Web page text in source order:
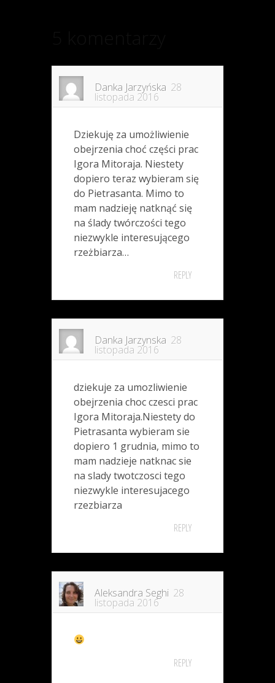
Danka Jarzyńska 28
listopada 2016
Dziekuję za umożliwienie
obejrzenia choć części prac
Igora Mitoraja. Niestety
dopiero teraz wybieram się
do Pietrasanta. Mimo to
mam nadzieję natknąć się
na ślady twórczości tego
niezwykle interesującego
rzeżbiarza…
REPLY
Danka Jarzynska 28
listopada 2016
dziekuje za umozliwienie
obejrzenia choc czesci prac
Igora Mitoraja.Niestety do
Pietrasanta wybieram sie
dopiero 1 grudnia, mimo to
mam nadzieje natknac sie
na slady twotczosci tego
niezwykle interesujacego
rzezbiarza
REPLY
Aleksandra Seghi 28
listopada 2016
REPLY